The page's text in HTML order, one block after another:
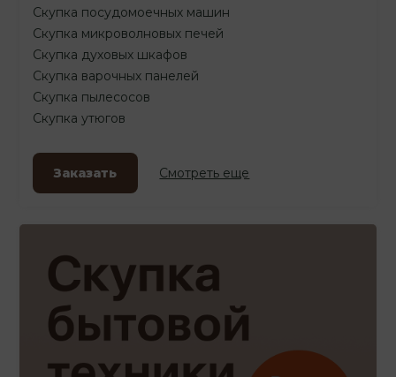
Скупка посудомоечных машин
Скупка микроволновых печей
Скупка духовых шкафов
Скупка варочных панелей
Скупка пылесосов
Скупка утюгов
Заказать Смотреть еще